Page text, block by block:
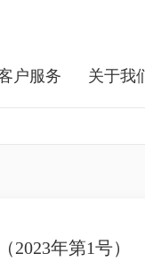
户服务 关于我
年第1号）